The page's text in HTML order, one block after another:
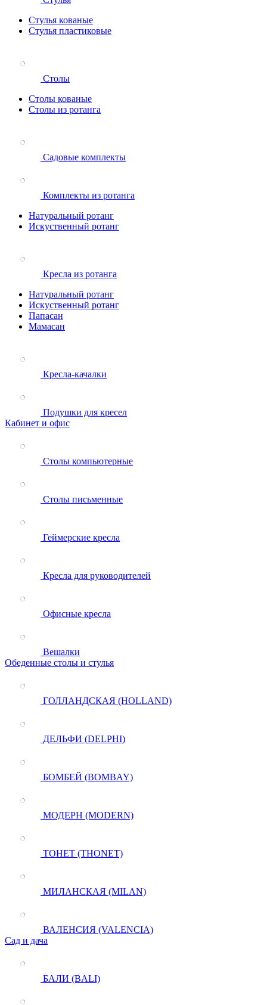
Стулья кованые
Стулья пластиковые
Столы
Столы кованые
Столы из ротанга
Садовые комплекты
Комплекты из ротанга
Натуральный ротанг
Искуственный ротанг
Кресла из ротанга
Натуральный ротанг
Искуственный ротанг
Папасан
Мамасан
Кресла-качалки
Подушки для кресел
Кабинет и офис
Столы компьютерные
Столы письменные
Геймерские кресла
Кресла для руководителей
Офисные кресла
Вешалки
Обеденные столы и стулья
ГОЛЛАНДСКАЯ (HOLLAND)
ДЕЛЬФИ (DELPHI)
БОМБЕЙ (BOMBAY)
МОДЕРН (MODERN)
ТОНЕТ (THONET)
МИЛАНСКАЯ (MILAN)
ВАЛЕНСИЯ (VALENCIA)
Сад и дача
БАЛИ (BALI)